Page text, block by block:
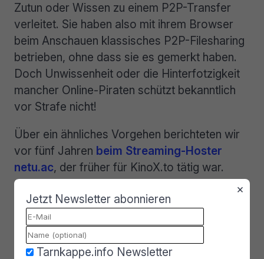
Zutun oder Wissen zu einem P2P-Transfer
verleitet. Sie haben also mit ihrem Browser
beim Anschauen klassisches P2P-Filesharing
betrieben, ohne dass sie es gemerkt haben.
Doch Unwissenheit oder die Hinterfotzigkeit
mancher Online-Piraten schützt bekanntlich
vor Strafe nicht!
Über ein ähnliches Vorgehen berichteten wir
vor fünf Jahren beim Streaming-Hoster
netu.ac, der früher für KinoX.to tätig war.
Auch dabei schob man den Konsumenten
heimlich P2P-Transfers unter, was in
Abmahnungen mündete. Trotzdem sind
solche Schreiben wirklich eher die Ausnahme.
Die meisten Webhoster, wo die Kopien der
×
Jetzt Newsletter abonnieren
Tarnkappe.info Newsletter